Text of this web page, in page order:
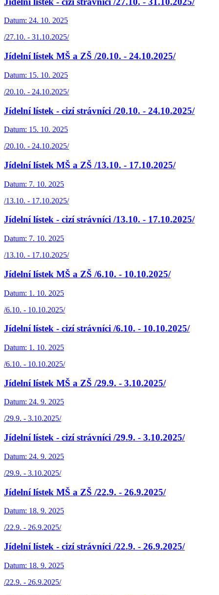
Datum: 24. 10. 2025
/27.10. - 31.10.2025/
Jídelní lístek MŠ a ZŠ /20.10. - 24.10.2025/
Datum: 15. 10. 2025
/20.10. - 24.10.2025/
Jídelní lístek - cizí strávníci /20.10. - 24.10.2025/
Datum: 15. 10. 2025
/20.10. - 24.10.2025/
Jídelní lístek MŠ a ZŠ /13.10. - 17.10.2025/
Datum: 7. 10. 2025
/13.10. - 17.10.2025/
Jídelní lístek - cizí strávníci /13.10. - 17.10.2025/
Datum: 7. 10. 2025
/13.10. - 17.10.2025/
Jídelní lístek MŠ a ZŠ /6.10. - 10.10.2025/
Datum: 1. 10. 2025
/6.10. - 10.10.2025/
Jídelní lístek - cizí strávníci /6.10. - 10.10.2025/
Datum: 1. 10. 2025
/6.10. - 10.10.2025/
Jídelní lístek MŠ a ZŠ /29.9. - 3.10.2025/
Datum: 24. 9. 2025
/29.9. - 3.10.2025/
Jídelní lístek - cizí strávníci /29.9. - 3.10.2025/
Datum: 24. 9. 2025
/29.9. - 3.10.2025/
Jídelní lístek MŠ a ZŠ /22.9. - 26.9.2025/
Datum: 18. 9. 2025
/22.9. - 26.9.2025/
Jídelní lístek - cizí strávníci /22.9. - 26.9.2025/
Datum: 18. 9. 2025
/22.9. - 26.9.2025/